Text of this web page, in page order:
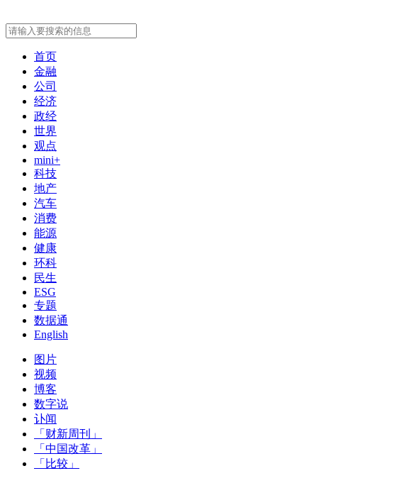
首页
金融
公司
经济
政经
世界
观点
mini+
科技
地产
汽车
消费
能源
健康
环科
民生
ESG
专题
数据通
English
图片
视频
博客
数字说
讣闻
「财新周刊」
「中国改革」
「比较」